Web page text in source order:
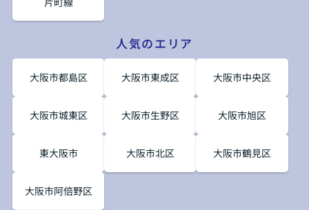
人気のエリア
大阪市都島区 大阪市東成区 大阪市中央区
大阪市城東区 大阪市生野区 大阪市旭区
東大阪市 大阪市北区 大阪市鶴見区
大阪市阿倍野区